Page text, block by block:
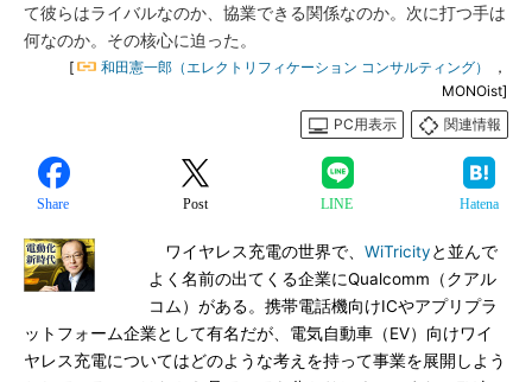
て彼らはライバルなのか、協業できる関係なのか。次に打つ手は
何なのか。その核心に迫った。
[ 和田憲一郎（エレクトリフィケーション コンサルティング）
，
MONOist]
PC用表示
関連情報
Share Post LINE Hatena
ワイヤレス充電の世界で、 WiTricityと並んで
よく名前の出てくる企業にQualcomm（クアル
コム）がある。携帯電話機向けICやアプリプラ
ットフォーム企業として有名だが、電気自動車（EV）向けワイ
ヤレス充電についてはどのような考えを持って事業を展開しよう